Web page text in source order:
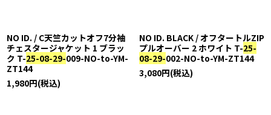
NO ID. / C天竺カットオフ7分袖
チェスタージャケット 1 ブラッ
ク T-25-08-29-009-NO-to-YM-
ZT144
1,980円(税込)
NO ID. BLACK / オフタートルZIP
プルオーバー 2 ホワイト T-25-
08-29-002-NO-to-YM-ZT144
3,080円(税込)